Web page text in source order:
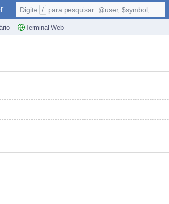
Terminal Web
Digite / para pesquisar: @user, $symbol, ...